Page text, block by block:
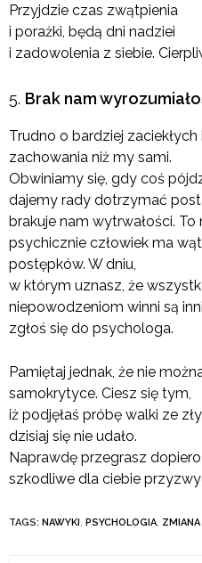
Przyjdzie czas zwątpienia
i porażki, będą dni nadziei
i zadowolenia z siebie.
Brak nam
Trudno o bardziej
zachowania niż my sami.
Obwiniamy się, gdy coś
dajemy rady dotrzymać
brakuje nam wytrwałości.
psychicznie człowiek ma
postępków. W dniu,
w którym uznasz, że
niepowodzeniom winni są inni,
zgłoś się do psychologa.
Pamiętaj jednak, że nie
samokrytyce. Ciesz się tym,
iż podjęłaś próbę walki ze
dzisiaj się nie udało.
Naprawdę przegrasz
szkodliwe dla ciebie
TAGS: NAWYKI, PSYCHOLOGIA,